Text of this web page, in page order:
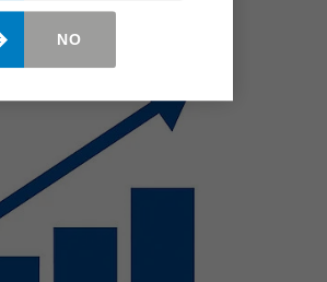
抑える
NO